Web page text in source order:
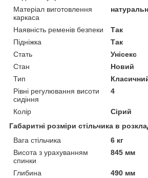
Матеріал виготовлення
каркаса
Наявність ременів безпеки
Так
Підніжка
Так
Стать
Унісекс
Стан
Новий
Тип
Рівні регулювання висоти
сидіння
4
Колір
Сірий
Габаритні розміри стільчика в
Вага стільчика
6 кг
Висота з урахуванням
спинки
845 мм
Глибина
490 мм